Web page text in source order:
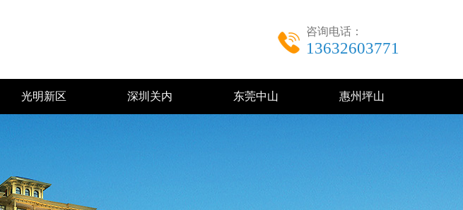
咨询电话：
13632603771
光明新区 深圳关内 东莞中山 惠州坪山